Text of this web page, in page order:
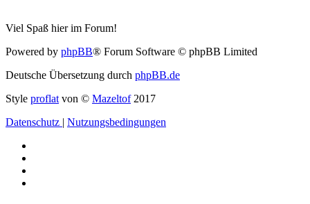
Viel Spaß hier im Forum!
Powered by phpBB® Forum Software © phpBB Limited
Deutsche Übersetzung durch phpBB.de
Style proflat von © Mazeltof2017
Datenschutz | Nutzungsbedingungen